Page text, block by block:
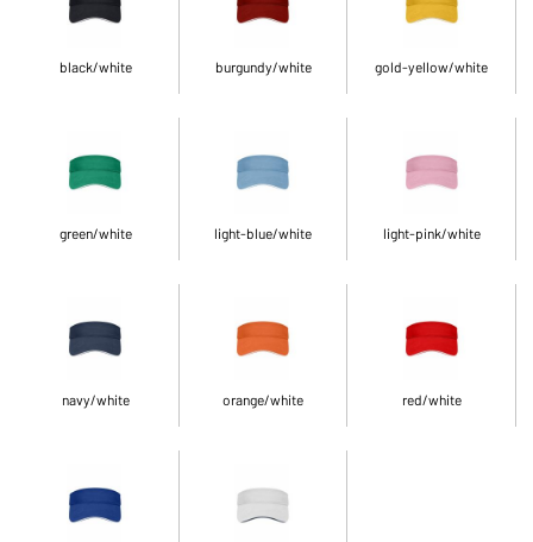
black/white burgundy/white gold-yellow/white
green/white light-blue/white light-pink/white
navy/white orange/white red/white